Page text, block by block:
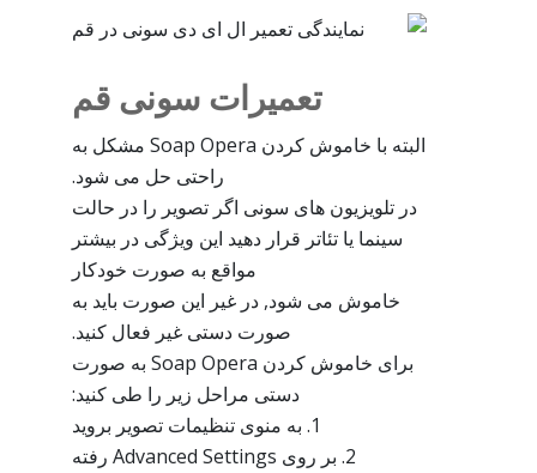
تعمیرات سونی قم
البته با خاموش کردن Soap Opera مشکل به
راحتی حل می شود.
در تلویزیون های سونی اگر تصویر را در حالت
سینما یا تئاتر قرار دهید این ویژگی در بیشتر
مواقع به صورت خودکار
خاموش می شود, در غیر این صورت باید به
صورت دستی غیر فعال کنید.
برای خاموش کردن Soap Opera به صورت
دستی مراحل زیر را طی کنید:
1. به منوی تنظیمات تصویر بروید
2. بر روی Advanced Settings رفته